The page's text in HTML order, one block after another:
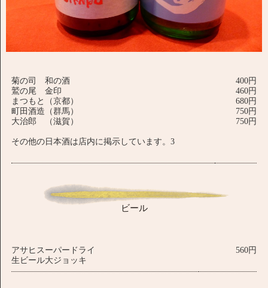
菊の司 和の酒
鷲の尾 金印
まつもと（京都）
町田酒造（群馬）
大治郎 （滋賀）
その他の日本酒は店内に掲示しています。3
400円
460円
680円
750円
750円
ビール
アサヒスーパードライ
生ビール大ジョッキ
560円